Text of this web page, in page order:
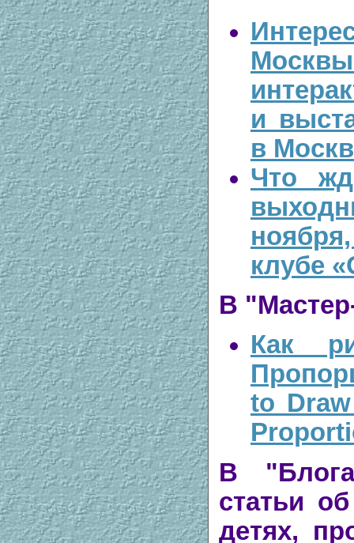
и
в
Что
клубе
В
Как
to
В
статьи
детях,